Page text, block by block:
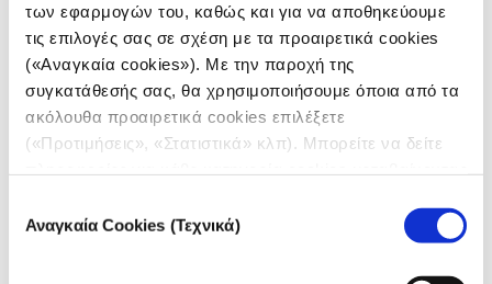
των εφαρμογών του, καθώς και για να αποθηκεύουμε
τις επιλογές σας σε σχέση με τα προαιρετικά cookies
(«Αναγκαία cookies»). Με την παροχή της
συγκατάθεσής σας, θα χρησιμοποιήσουμε όποια από τα
ακόλουθα προαιρετικά cookies επιλέξετε
(«Προτιμήσεις», «Στατιστικά» κλπ). Μπορείτε να δείτε
συγκατάθεσης
Αναγκαία Cookies (Τεχνικά)